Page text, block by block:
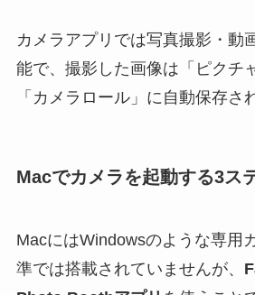
カメラアプリでは写真撮影・動
能で、撮影した画像は「ピクチ
「カメラロール」に自動保存さ
Macでカメラを起動する3ス
MacにはWindowsのような専用
準では搭載されていませんが、